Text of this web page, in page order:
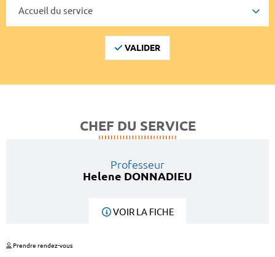
VALIDER
CHEF DU SERVICE
Professeur
Helene DONNADIEU
VOIR LA FICHE
Prendre rendez-vous